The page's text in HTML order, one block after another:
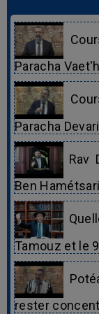
Paracha
Paracha
Rav
Ben
Tamouz et le
rester